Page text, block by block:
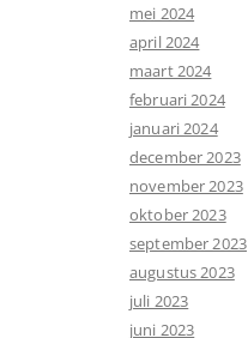
mei 2024
april 2024
maart 2024
februari 2024
januari 2024
december 2023
november 2023
oktober 2023
september 2023
augustus 2023
juli 2023
juni 2023